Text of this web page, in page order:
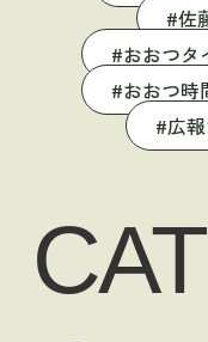
佐
おおつタ
おおつ時
広